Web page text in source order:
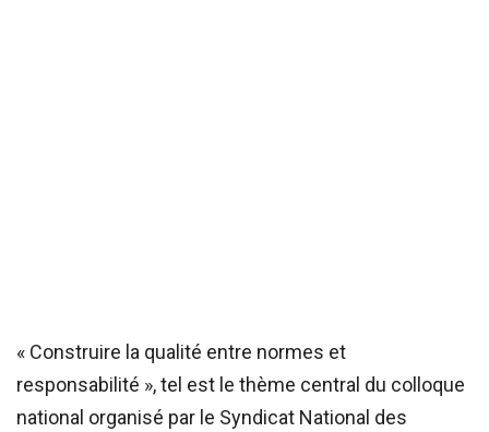
« Construire la qualité entre normes et
responsabilité », tel est le thème central du colloque
national organisé par le Syndicat National des